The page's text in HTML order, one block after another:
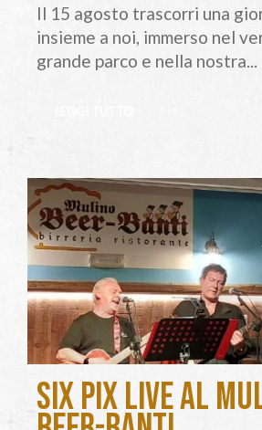
Il 15 agosto trascorri una
insieme a noi, immerso nel
grande parco e nella nostra...
Six Pix live al